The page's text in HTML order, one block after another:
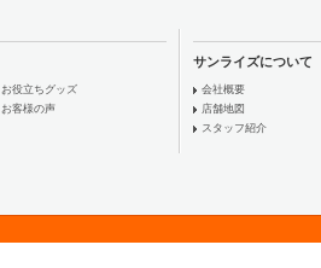
お役立ちグッズ
お客様の声
サンライズについて
会社概要
店舗地図
スタッフ紹介